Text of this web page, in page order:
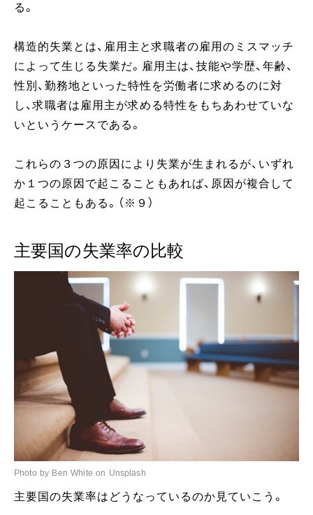
る。
構造的失業とは、雇用主と求職者の雇用のミスマッチ
によって生じる失業だ。雇用主は、技能や学歴、年齢、
性別、勤務地といった特性を労働者に求めるのに対
し、求職者は雇用主が求める特性をもちあわせていな
いというケースである。
これらの３つの原因により失業が生まれるが、いずれ
か１つの原因で起こることもあれば、原因が複合して
起こることもある。（※９）
主要国の失業率の比較
Photo by Ben White on Unsplash
主要国の失業率はどうなっているのか見ていこう。